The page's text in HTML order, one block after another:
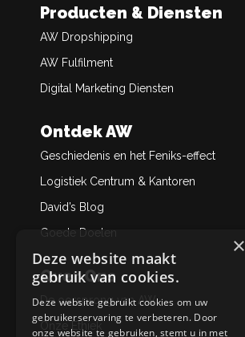
Producten & Diensten
AW Dropshipping
AW Fulfilment
Digital Marketing Diensten
Ontdek AW
Geschiedenis en het Feniks-effect
Logistiek Centrum & Kantoren
David’s Blog
Goede Doelen
Over Ons
De oorsprong van AW
×
Deze website maakt
gebruik van cookies.
Deze website gebruikt cookies om uw
gebruikerservaring te verbeteren. Door
onze website te gebruiken, stemt u in met